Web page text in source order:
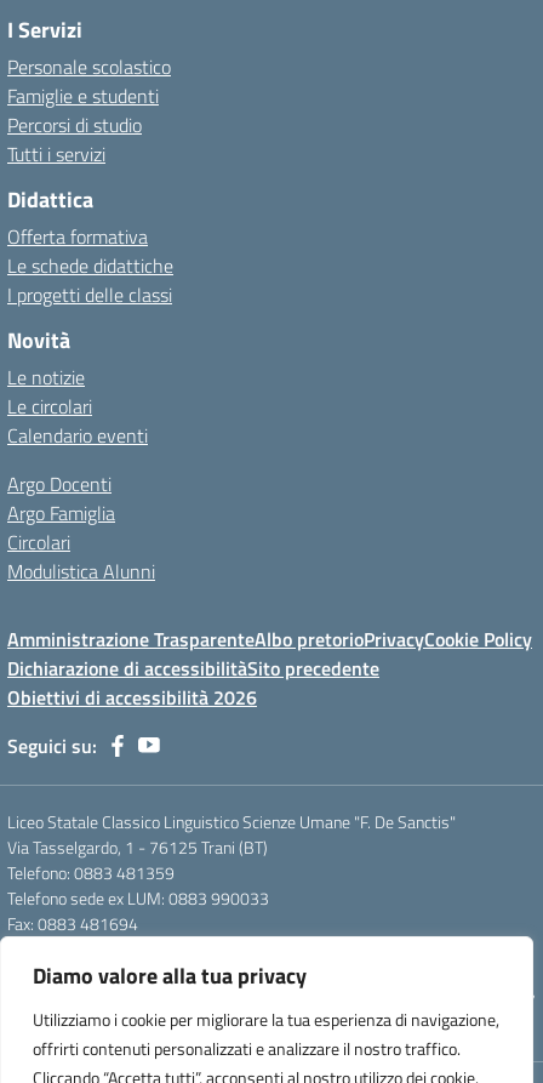
Diamo valore alla tua privacy
Utilizziamo i cookie per migliorare la tua esperienza di navigazione,
offrirti contenuti personalizzati e analizzare il nostro traffico.
Cliccando “Accetta tutti”, acconsenti al nostro utilizzo dei cookie.
I Servizi
Personale scolastico
Famiglie e studenti
Percorsi di studio
Tutti i servizi
Didattica
Offerta formativa
Le schede didattiche
I progetti delle classi
Novità
Le notizie
Le circolari
Calendario eventi
Argo Docenti
Argo Famiglia
Circolari
Modulistica Alunni
Amministrazione TrasparenteAlbo pretorioPrivacyCookie Policy
Dichiarazione di accessibilitàSito precedente
Obiettivi di accessibilità 2026
Seguici su:
Liceo Statale Classico Linguistico Scienze Umane "F. De Sanctis"
Via Tasselgardo, 1 - 76125 Trani (BT)
Telefono: 0883 481359
Telefono sede ex LUM: 0883 990033
Fax: 0883 481694
Pec: btpc210007@pec.istruzione.it
Codice Meccanografico: istsc_btpc210007 - Codice Fiscale: 92058830727
- Codice Univoco d'ufficio: UFG4S9